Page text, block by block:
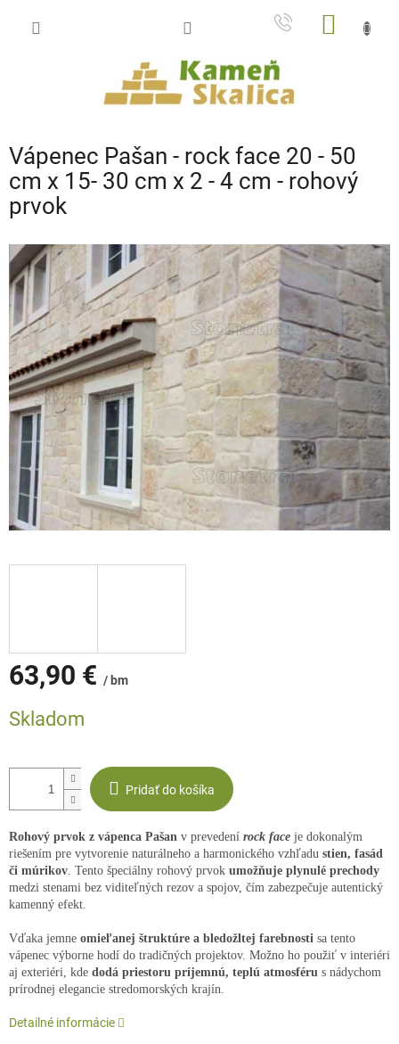
Vápenec Pašan - rock face 20 - 50
cm x 15- 30 cm x 2 - 4 cm - rohový
prvok
63,90 € / bm
cena:
Skladom
Pridať do košíka
Rohový prvok z vápenca Pašan v prevedení rock face je dokonalým
riešením pre vytvorenie naturálneho a harmonického vzhľadu stien, fasád
či múrikov. Tento špeciálny rohový prvok umožňuje plynulé prechody
medzi stenami bez viditeľných rezov a spojov, čím zabezpečuje autentický
kamenný efekt.
Vďaka jemne omieľanej štruktúre a bledožltej farebnosti sa tento
vápenec výborne hodí do tradičných projektov. Možno ho použiť v interiéri
aj exteriéri, kde dodá priestoru príjemnú, teplú atmosféru s nádychom
prírodnej elegancie stredomorských krajín.
Detailné informácie